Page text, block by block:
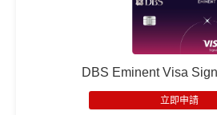
DBS信用卡優惠，啲優惠
有得換Asia Miles/Avios/
DBS Eminent Visa
立即申請